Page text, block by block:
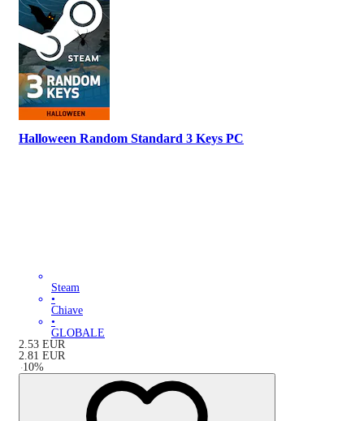
Halloween Random Standard 3 Keys PC
Steam
•
Chiave
•
GLOBALE
2.53 EUR
2.81 EUR
-10%